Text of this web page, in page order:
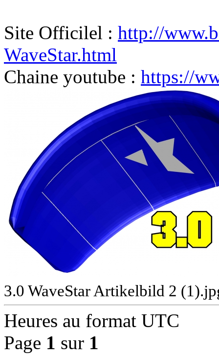
Site Officilel : http://
WaveStar.html
Chaine youtube : https://
3.0 WaveStar Artikelbild 2
Heures au format UTC
Page 1 sur 1